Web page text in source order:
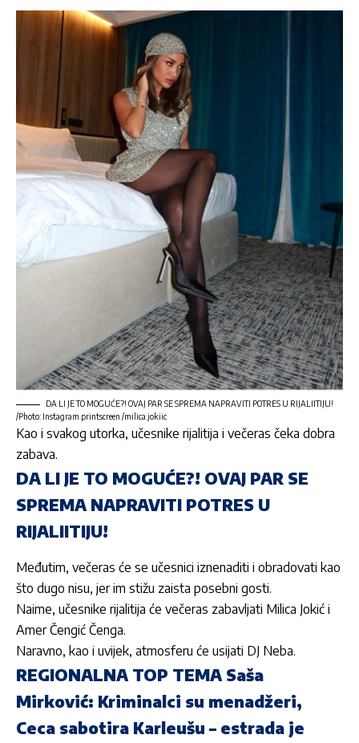
DA LI JE TO MOGUĆE?! OVAJ PAR SE SPREMA NAPRAVITI POTRES U RIJALIITIJU!
/Photo: Instagram printscreen /milica.jokiic
Kao i svakog utorka, učesnike rijalitija i večeras čeka dobra
zabava.
DA LI JE TO MOGUĆE?! OVAJ PAR SE
SPREMA NAPRAVITI POTRES U
RIJALIITIJU!
Međutim, večeras će se učesnici iznenaditi i obradovati kao
što dugo nisu, jer im stižu zaista posebni gosti.
Naime, učesnike rijalitija će večeras zabavljati Milica Jokić i
Amer Čengić Čenga.
Naravno, kao i uvijek, atmosferu će usijati DJ Neba.
REGIONALNA TOP TEMA Saša
Mirković: Kriminalci su menadžeri,
Ceca sabotira Karleušu – estrada je